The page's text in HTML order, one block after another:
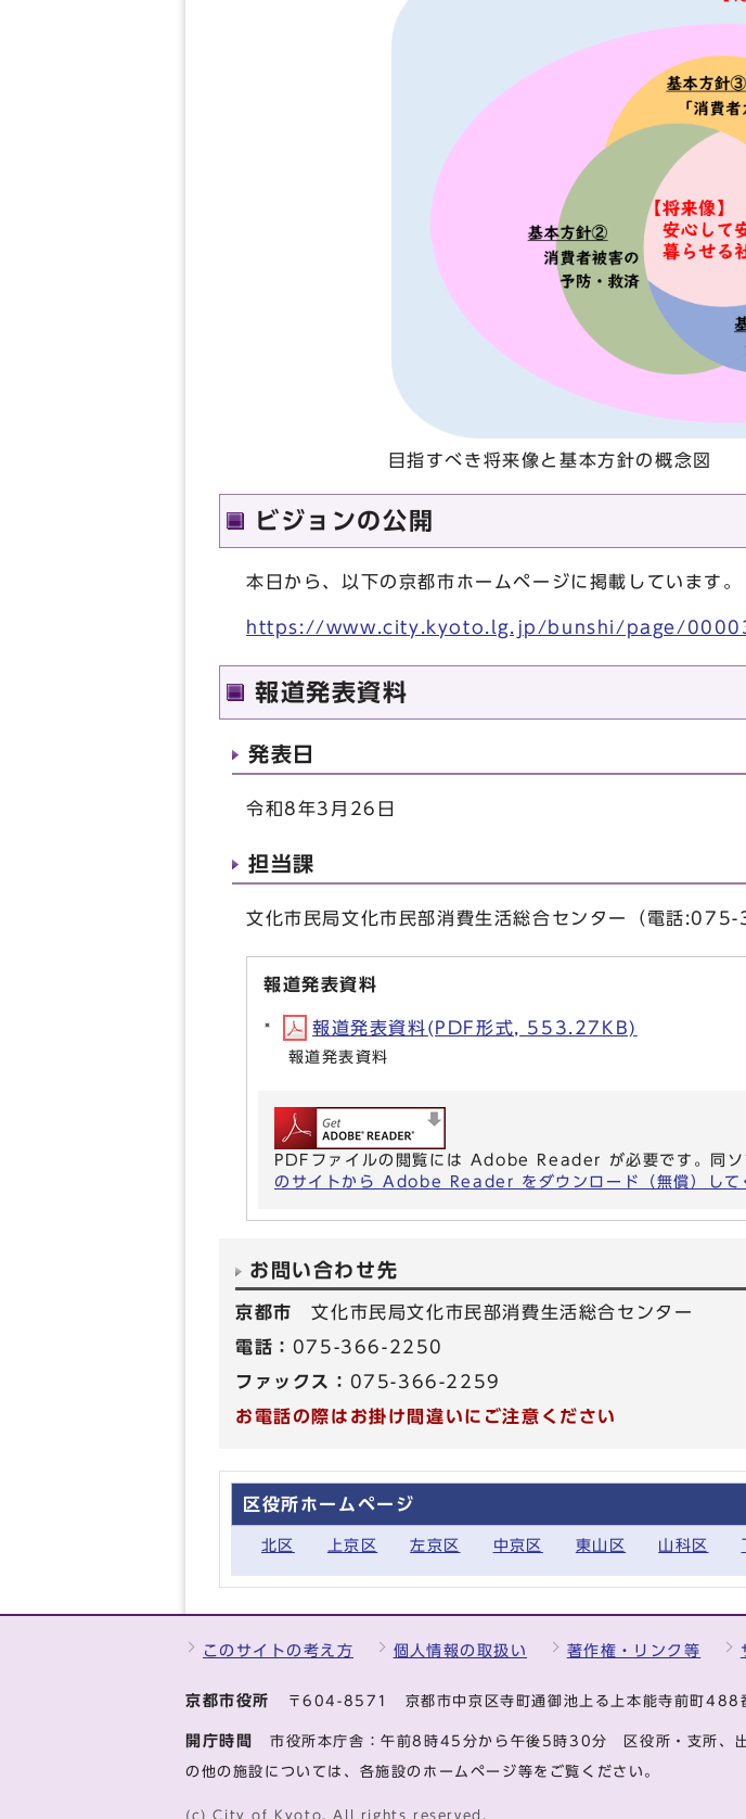
目指すべき将来像と基本方針の概念図
ビジョンの公開
本日から、以下の京都市ホームページに掲載しています。
https://www.city.kyoto.lg.jp/bunshi/page/
報道発表資料
発表日
令和8年3月26日
担当課
文化市民局文化市民部消費生活総合センター（電話
報道発表資料
報道発表資料(PDF形式, 553.27KB)
報道発表資料
PDFファイルの閲覧には Adobe Reader が必要です。同ソ
のサイトから Adobe Reader をダウンロード（無償）して
お問い合わせ先
京都市文化市民局文化市民部消費生活総合センター
電話： 075-366-2250
ファックス： 075-366-2259
お電話の際はお掛け間違いにご注意ください
区役所ホームページ
北区 上京区 左京区 中京区 東山区 山科区
このサイトの考え方 個人情報の取扱い 著作権・リンク等
京都市役所 〒604-8571 京都市中京区寺町通御池上る上本能寺前町
開庁時間 市役所本庁舎：午前8時45分から午後5時30分 区役所・支所、
の他の施設については、各施設のホームページ等をご覧ください。
(c) City of Kyoto. All rights reserved.